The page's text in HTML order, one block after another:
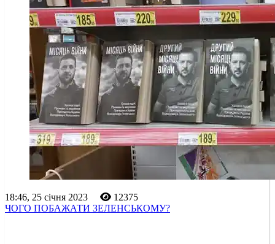
18:46, 25 січня 2023
12375
ЧОГО ПОБАЖАТИ ЗЕЛЕНСЬКОМУ?